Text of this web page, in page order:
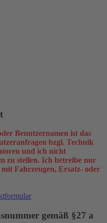
Benutzernamen ist das
bzgl. Technik
und ich nicht
zu stellen. Ich betreibe nur
Fahrzeugen, Ersatz- oder
gemäß §27 a